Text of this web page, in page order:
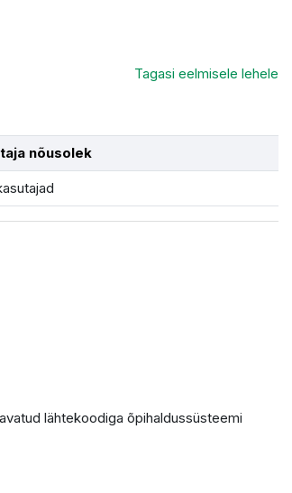
Tagasi eelmisele lehele
nõusolek
lähtekoodiga õpihaldussüsteemi